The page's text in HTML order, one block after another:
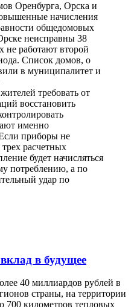
Оренбурга, Орска и
начисления
общедомовых
неисправны 38
не работают второй
Список домов, о
в муниципалитет и
требовать от
восстановить
именно
приборы не
расчетных
будет начисляться
потреблению, а по
удар по
в будущее
40 миллиардов рублей в
страны, на территории
700 километров тепловых